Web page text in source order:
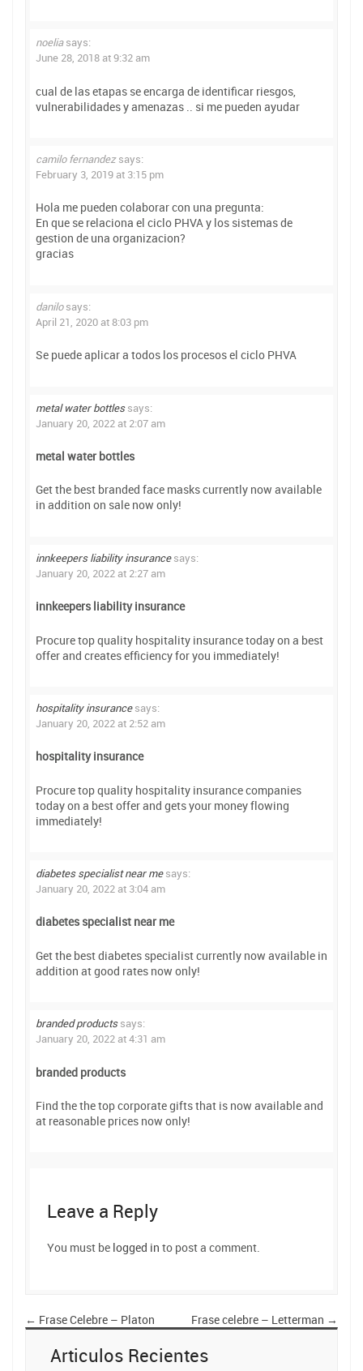
noelia says:
June 28, 2018 at 9:32 am
cual de las etapas se encarga de identificar riesgos,
vulnerabilidades y amenazas .. si me pueden ayudar
camilo fernandez says:
February 3, 2019 at 3:15 pm
Hola me pueden colaborar con una pregunta:
En que se relaciona el ciclo PHVA y los sistemas de
gestion de una organizacion?
gracias
danilo says:
April 21, 2020 at 8:03 pm
Se puede aplicar a todos los procesos el ciclo PHVA
metal water bottles says:
January 20, 2022 at 2:07 am
metal water bottles
Get the best branded face masks currently now available
in addition on sale now only!
innkeepers liability insurance says:
January 20, 2022 at 2:27 am
innkeepers liability insurance
Procure top quality hospitality insurance today on a best
offer and creates efficiency for you immediately!
hospitality insurance says:
January 20, 2022 at 2:52 am
hospitality insurance
Procure top quality hospitality insurance companies
today on a best offer and gets your money flowing
immediately!
diabetes specialist near me says:
January 20, 2022 at 3:04 am
diabetes specialist near me
Get the best diabetes specialist currently now available in
addition at good rates now only!
branded products says:
January 20, 2022 at 4:31 am
branded products
Find the the top corporate gifts that is now available and
at reasonable prices now only!
Leave a Reply
You must be logged in to post a comment.
← Frase Celebre – Platon Frase celebre – Letterman →
Articulos Recientes